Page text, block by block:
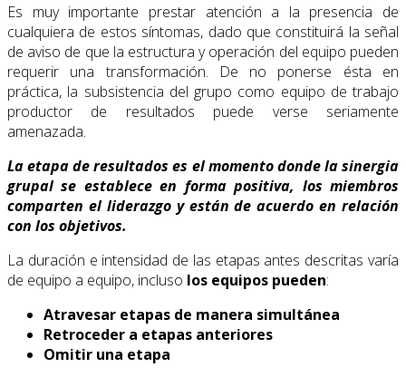
Es muy importante prestar atención a la presencia de
cualquiera de estos síntomas, dado que constituirá la señal
de aviso de que la estructura y operación del equipo pueden
requerir una transformación. De no ponerse ésta en
práctica, la subsistencia del grupo como equipo de trabajo
productor de resultados puede verse seriamente
amenazada.
La etapa de resultados es el momento donde la sinergia
grupal se establece en forma positiva, los miembros
comparten el liderazgo y están de acuerdo en relación
con los objetivos.
La duración e intensidad de las etapas antes descritas varía
de equipo a equipo, incluso los equipos pueden:
Atravesar etapas de manera simultánea
Retroceder a etapas anteriores
Omitir una etapa